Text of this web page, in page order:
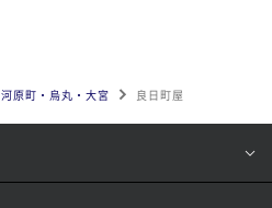
河原町・烏丸・大宮 良日町屋